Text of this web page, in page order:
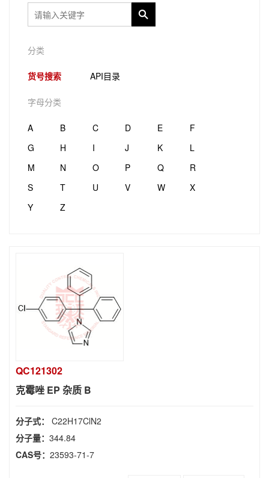
分类
货号搜索 API目录
字母分类
A B C D E
F
G
H I J K
L
M
N O P Q
R
S
T U V W
X
Y
Z
QC121302
克霉唑 EP 杂质 B
分子式： C22H17ClN2
分子量： 344.84
CAS号： 23593-71-7